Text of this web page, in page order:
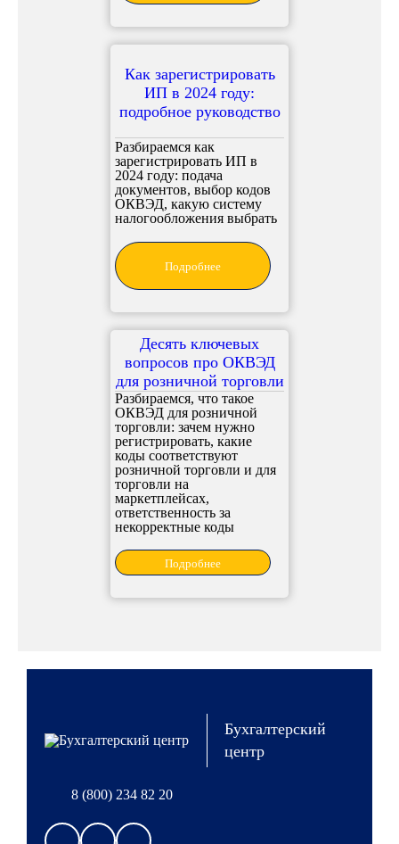
Как зарегистрировать
ИП в 2024 году:
подробное руководство
Разбираемся как
зарегистрировать ИП в
2024 году: подача
документов, выбор кодов
ОКВЭД, какую систему
налогообложения выбрать
Подробнее
Десять ключевых
вопросов про ОКВЭД
для розничной торговли
Разбираемся, что такое
ОКВЭД для розничной
торговли: зачем нужно
регистрировать, какие
коды соответствуют
розничной торговли и для
торговли на
маркетплейсах,
ответственность за
некорректные коды
Подробнее
Бухгалтерский
центр
8 (800) 234 82 20